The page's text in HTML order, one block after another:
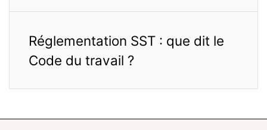
Réglementation SST : que dit le
Code du travail ?